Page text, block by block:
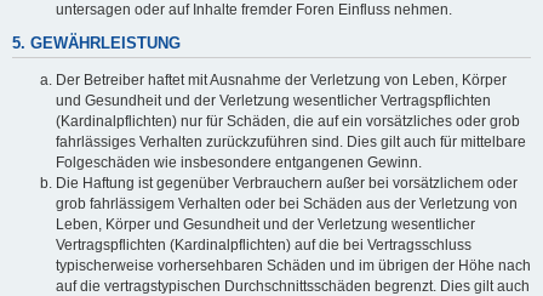
untersagen oder auf Inhalte fremder Foren Einfluss nehmen.
5. GEWÄHRLEISTUNG
Der Betreiber haftet mit Ausnahme der Verletzung von Leben, Körper
und Gesundheit und der Verletzung wesentlicher Vertragspflichten
(Kardinalpflichten) nur für Schäden, die auf ein vorsätzliches oder grob
fahrlässiges Verhalten zurückzuführen sind. Dies gilt auch für mittelbare
Folgeschäden wie insbesondere entgangenen Gewinn.
Die Haftung ist gegenüber Verbrauchern außer bei vorsätzlichem oder
grob fahrlässigem Verhalten oder bei Schäden aus der Verletzung von
Leben, Körper und Gesundheit und der Verletzung wesentlicher
Vertragspflichten (Kardinalpflichten) auf die bei Vertragsschluss
typischerweise vorhersehbaren Schäden und im übrigen der Höhe nach
auf die vertragstypischen Durchschnittsschäden begrenzt. Dies gilt auch